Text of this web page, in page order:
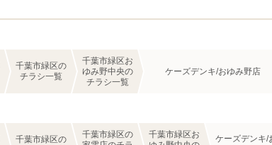
千葉市緑区の
チラシ一覧
千葉市緑区お
ゆみ野中央の
チラシ一覧
ケーズデンキ/おゆみ野店
千葉市緑区の
千葉市緑区の
千葉市緑区お
ケーズデンキ/